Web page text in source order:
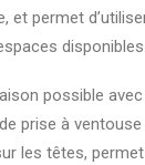
et permet
disponibles.
possible
prise à
les têtes,